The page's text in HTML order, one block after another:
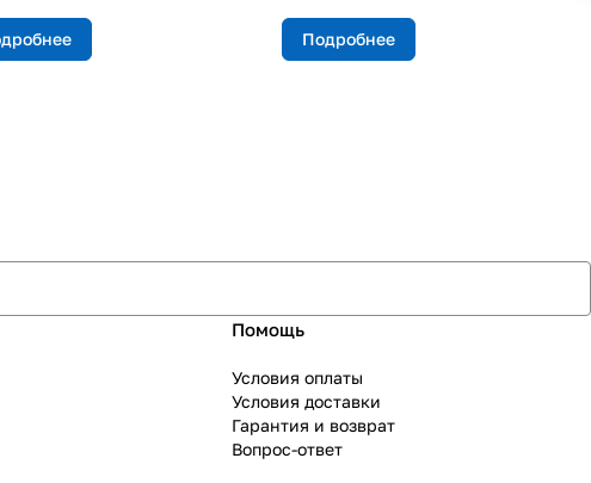
Подробнее
Помощь
Условия оплаты
Условия доставки
Гарантия и возврат
Вопрос-ответ